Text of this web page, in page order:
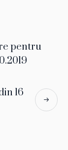
pentru
16